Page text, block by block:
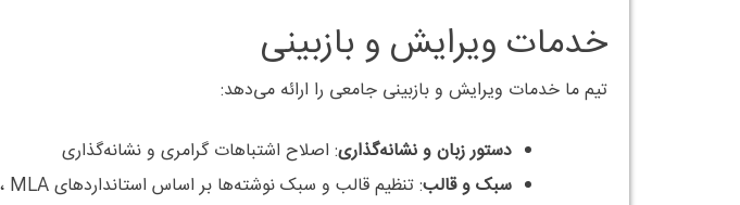
خدمات ویرایش و بازبینی
تیم ما خدمات ویرایش و بازبینی جامعی را ارائه می‌دهد:
دستور زبان و نشانه‌گذاری: اصلاح اشتباهات گرامری و نشانه‌گذاری
سبک و قالب: تنظیم قالب و سبک نوشته‌ها بر اساس استانداردهای APA، MLA، شیکاگو و غیره